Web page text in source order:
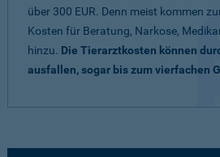
über 300 EUR. Denn meist kommen
Kosten für Beratung, Narkose,
hinzu. Die Tierarztkosten können
ausfallen, sogar bis zum vierfachen